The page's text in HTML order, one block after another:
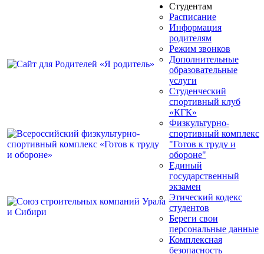
Студентам
Расписание
Информация
родителям
Режим звонков
Дополнительные
образовательные
услуги
Студенческий
спортивный клуб
«КГК»
Физкультурно-
спортивный комплекс
"Готов к труду и
обороне"
Единый
государственный
экзамен
Этический кодекс
студентов
Береги свои
персональные данные
Комплексная
безопасность